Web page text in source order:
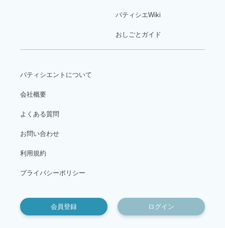
パティシエWiki
おしごとガイド
パティシエントについて
会社概要
よくある質問
お問い合わせ
利用規約
プライバシーポリシー
会員登録 ログイン